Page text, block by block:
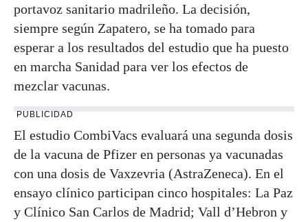
portavoz sanitario madrileño. La decisión,
siempre según Zapatero, se ha tomado para
esperar a los resultados del estudio que ha puesto
en marcha Sanidad para ver los efectos de
mezclar vacunas.
PUBLICIDAD
El estudio CombiVacs evaluará una segunda dosis
de la vacuna de Pfizer en personas ya vacunadas
con una dosis de Vaxzevria (AstraZeneca). En el
ensayo clínico participan cinco hospitales: La Paz
y Clínico San Carlos de Madrid; Vall d’Hebron y